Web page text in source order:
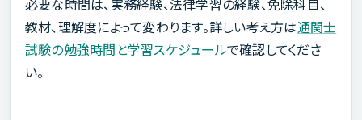
教材、理解度によって変わります。詳しい考え方は通関士
試験の勉強時間と学習スケジュールで確認してくださ
い。